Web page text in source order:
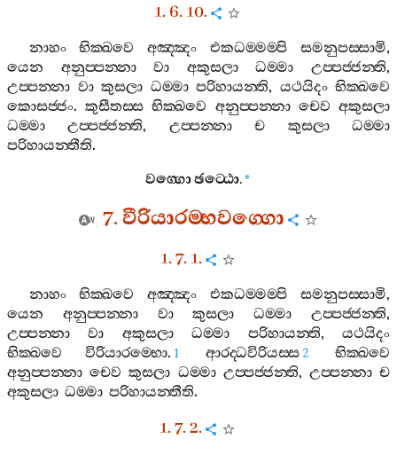
1. 6. 10.
නාහං භික‍්ඛවෙ අඤ‍්ඤං එකධම‍්මම‍්පි සමනුපස‍්සාමි,
යෙන
අනුප‍්පන‍්නා වා අකුසලා ධම‍්මා උප‍්පජ‍්ජන‍්ති,
උප‍්පන‍්නා වා කුසලා ධම‍්මා පරිහායන‍්ති, යථයිදං භික‍්ඛවෙ
කොසජ‍්ජං.කුසීතස‍්ස භික‍්ඛවෙ අනුප‍්පන‍්නා චෙව අකුසලා
ධම‍්මා
උප‍්පජ‍්ජන‍්ති, උප‍්පන‍්නා ච කුසලා
ධම‍්මා
පරිහායන‍්තීති.
වග‍්ගොඡට‍්ඨො.*
7.වීරියාරම‍්භවග‍්ගො
1. 7. 1.
නාහං භික‍්ඛවෙ අඤ‍්ඤං එකධම‍්මම‍්පි සමනුපස‍්සාමි,
යෙන
අනුප‍්පන‍්නා වා කුසලා ධම‍්මා උප‍්පජ‍්ජන‍්ති,
උප‍්පන‍්නා
වා අකුසලා ධම‍්මා පරිහායන‍්ති,යථයිදං
භික‍්ඛවෙ
විරියාරම‍්භො. 1 ආරද‍්ධවිරියස‍්ස2
භික‍්ඛවෙ
අනුප‍්පන‍්නා චෙව කුසලා ධම‍්මා උප‍්පජ‍්ජන‍්ති, උප‍්පන‍්නා ච
අකුසලා ධම‍්මා පරිහායන‍්තීති.
1. 7. 2.